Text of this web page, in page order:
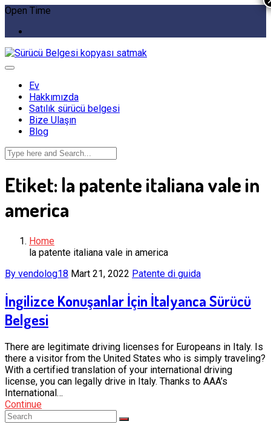
Open Time
Ev
Hakkımızda
Satılık sürücü belgesi
Bize Ulaşın
Blog
Etiket: la patente italiana vale in
america
Home
la patente italiana vale in america
By vendolog18 Mart 21, 2022 Patente di guida
İngilizce Konuşanlar İçin İtalyanca Sürücü
Belgesi
There are legitimate driving licenses for Europeans in Italy. Is
there a visitor from the United States who is simply traveling?
With a certified translation of your international driving
license, you can legally drive in Italy. Thanks to AAA’s
International…
Continue